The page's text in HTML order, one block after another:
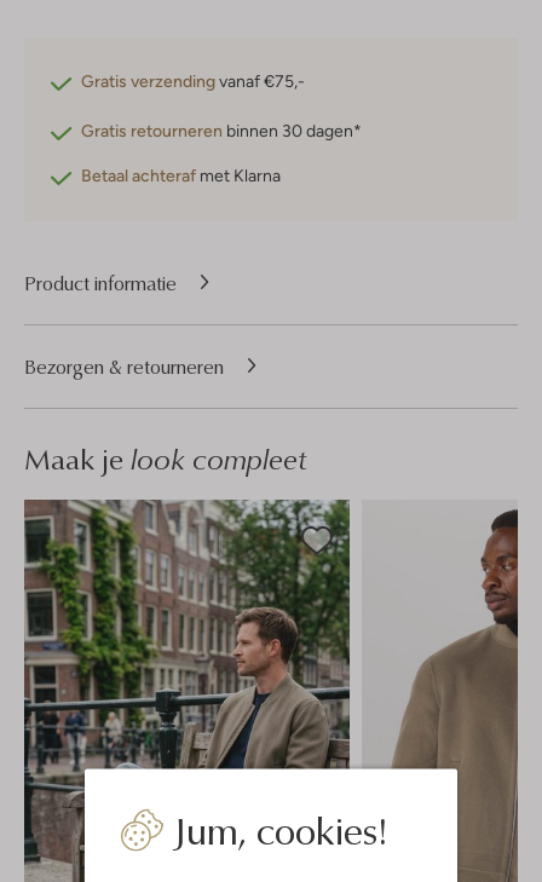
Jum, cookies!
Gratis verzendingvanaf €75,-
Gratis retourneren binnen 30 dagen*
Betaal achteraf met Klarna
Product informatie
Bezorgen & retourneren
Maak je look compleet